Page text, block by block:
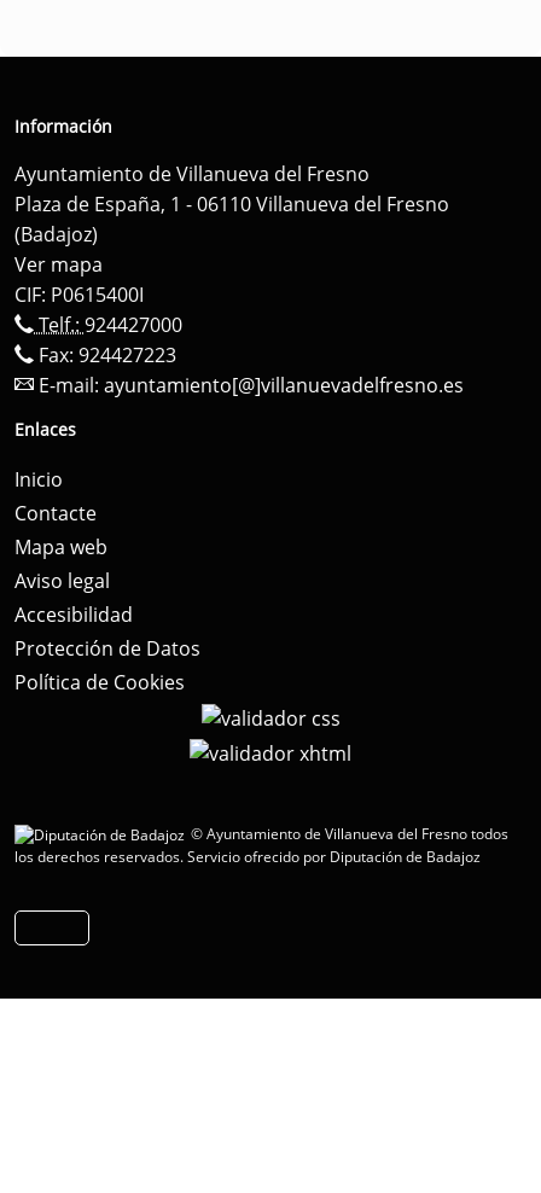
Información
Ayuntamiento de Villanueva del Fresno
Plaza de España, 1 - 06110 Villanueva del Fresno
(Badajoz)
Ver mapa
CIF: P0615400I
Telf.: 924427000
Fax: 924427223
E-mail: ayuntamiento[@]villanuevadelfresno.es
Enlaces
Inicio
Contacte
Mapa web
Aviso legal
Accesibilidad
Protección de Datos
Política de Cookies
© Ayuntamiento de Villanueva del Fresno todos
los derechos reservados.Servicio ofrecido por Diputación de Badajoz